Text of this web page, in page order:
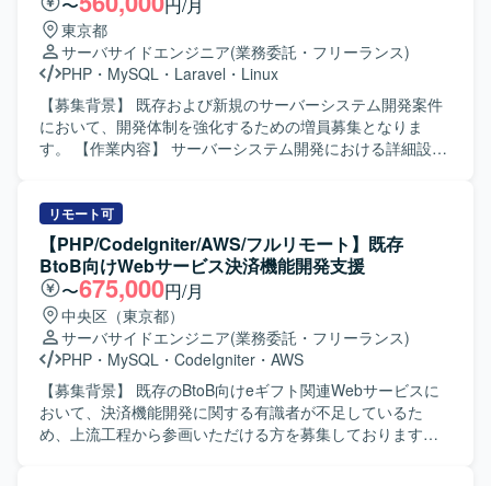
して担当することで、フルスタックなスキルセットを磨く
ことができます。性能改善やベンチマークを重視した開発
を通じて、高トラフィックなサービス運用に必要な経験も
身につけることができます。 【開発環境】 PHP / Laravel、
React、React Native、Docker、MySQLを用いたWebアプ
リおよびネイティブアプリの開発環境です。
す。 複数チームと円滑にコミュニケーションを取りなが
ら、課題解決に主体的に取り組める方を歓迎いたします。
【ポジションの魅力】 大規模な基幹システム開発におい
て、3チームを横断するPM兼テックリードとして上流から
品質管理まで一貫して関わることができます。 PHPやGoを
中心とした技術スタックに加え、モダンなインフラ環境に
も触れながら、技術的リードとマネジメント経験を同時に
React.js データベース：Aurora（PostgreSQL） インフラ／
ツール：AWS、Terraform、GitHub、NewRelic、Docker
東京都
サーバサイドエンジニア(業務委託・フリーランス)
PHP ・ MySQL ・ Laravel ・ Linux
【募集背景】 既存および新規のサーバーシステム開発案件
において、開発体制を強化するための増員募集となりま
す。 【作業内容】 サーバーシステム開発における詳細設計
応、単体・結合テストの実施および品質確保に向けた改善
対応などを行っていただきます。 【求める人物像】 チーム
での開発において円滑なコミュニケーションを取りながら
主体的に動いていただける方を求めております。 新しい技
術やクラウドサービスの習得に前向きに取り組み、自ら情
報収集しながらキャッチアップできる方に適したポジショ
ンとなります。 【ポジションの魅力】 複数の言語やフレー
ムワーク、クラウドサービスを活用した開発に携わること
で、サーバーサイド全般のスキルを幅広く習得していただ
けます。 詳細設計からテストまで一連の工程を経験できる
ため、上流から下流までの開発プロセスを通じてスキルア
リモート可
【PHP/CodeIgniter/AWS/フルリモート】既存
BtoB向けWebサービス決済機能開発支援
〜675,000円/月
中央区（東京都）
サーバサイドエンジニア(業務委託・フリーランス)
PHP ・ MySQL ・ CodeIgniter ・ AWS
【募集背景】 既存のBtoB向けeギフト関連Webサービスに
おいて、決済機能開発に関する有識者が不足しているた
め、上流工程から参画いただける方を募集しております。